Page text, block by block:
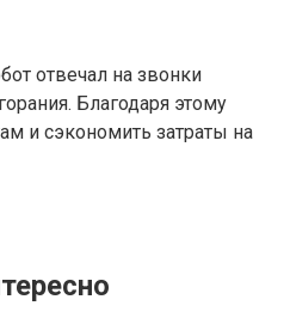
отвечал на звонки
Благодаря этому
и сэкономить затраты на